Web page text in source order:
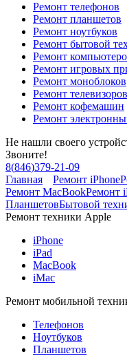
Ремонт телефонов
Ремонт планшетов
Ремонт ноутбуков
Ремонт бытовой
Ремонт
Ремонт игровых
Ремонт моноблоков
Ремонт телевизоров
Ремонт кофемашин
Ремонт
Не нашли своего
Звоните!
8(846)379-21-09
Главная
Ремонт iPhone
Ремонт MacBookРемонт
ПланшетовБытовой
Ремонт техники Apple
iPhone
iPad
MacBook
iMac
Ремонт мобильной
Телефонов
Ноутбуков
Планшетов